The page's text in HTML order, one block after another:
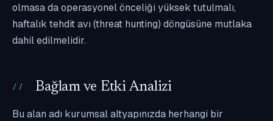
olmasa da operasyonel önceliği yüksek tutulmalı,
haftalık tehdit avı (threat hunting) döngüsüne mutlaka
dahil edilmelidir.
Bağlam ve Etki Analizi
Bu alan adı kurumsal altyapınızda herhangi bir